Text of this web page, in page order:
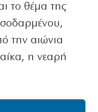
το θέμα της
την αιώνια
η νεαρή